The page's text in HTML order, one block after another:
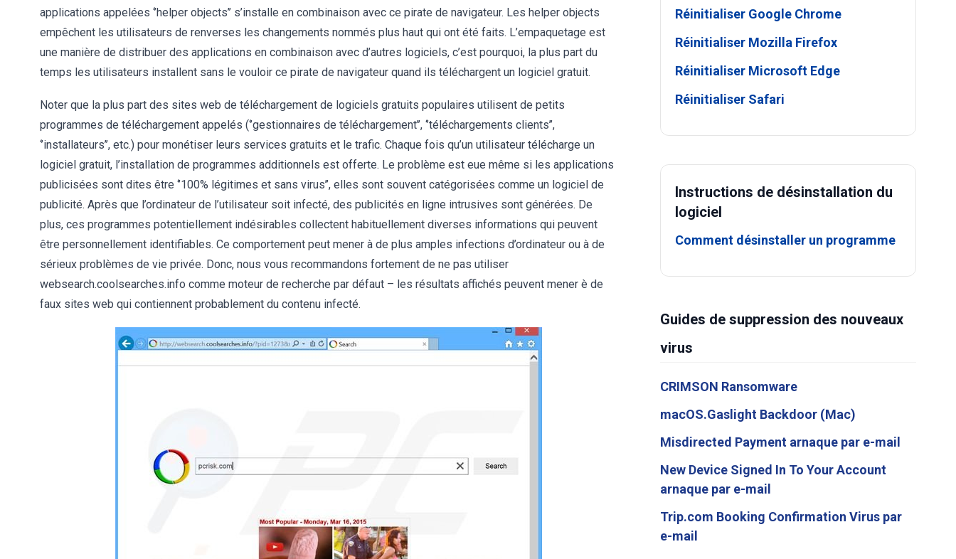
applications appelées ‘’helper objects’’ s’installe en combinaison avec ce pirate de navigateur. Les helper objects
empêchent les utilisateurs de renverses les changements nommés plus haut qui ont été faits. L’empaquetage est
une manière de distribuer des applications en combinaison avec d’autres logiciels, c’est pourquoi, la plus part du
temps les utilisateurs installent sans le vouloir ce pirate de navigateur quand ils téléchargent un logiciel gratuit.
Noter que la plus part des sites web de téléchargement de logiciels gratuits populaires utilisent de petits
programmes de téléchargement appelés (‘’gestionnaires de téléchargement’’, ‘’téléchargements clients’’,
‘’installateurs’’, etc.) pour monétiser leurs services gratuits et le trafic. Chaque fois qu’un utilisateur télécharge un
logiciel gratuit, l’installation de programmes additionnels est offerte. Le problème est eue même si les applications
publicisées sont dites être ‘’100% légitimes et sans virus’’, elles sont souvent catégorisées comme un logiciel de
publicité. Après que l’ordinateur de l’utilisateur soit infecté, des publicités en ligne intrusives sont générées. De
plus, ces programmes potentiellement indésirables collectent habituellement diverses informations qui peuvent
être personnellement identifiables. Ce comportement peut mener à de plus amples infections d’ordinateur ou à de
sérieux problèmes de vie privée. Donc, nous vous recommandons fortement de ne pas utiliser
websearch.coolsearches.info comme moteur de recherche par défaut – les résultats affichés peuvent mener è de
faux sites web qui contiennent probablement du contenu infecté.
Réinitialiser Google Chrome
Réinitialiser Mozilla Firefox
Réinitialiser Microsoft Edge
Réinitialiser Safari
Instructions de désinstallation du
logiciel
Comment désinstaller un programme
Guides de suppression des nouveaux
virus
CRIMSON Ransomware
macOS.Gaslight Backdoor (Mac)
Misdirected Payment arnaque par e-mail
New Device Signed In To Your Account
arnaque par e-mail
Trip.com Booking Confirmation Virus par
e-mail